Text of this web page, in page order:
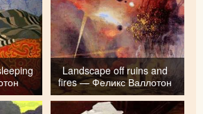
Landscape off ruins and
fires — Феликс Валлотон